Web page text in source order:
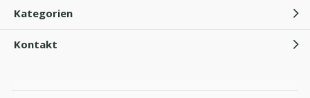
Kategorien
Kontakt